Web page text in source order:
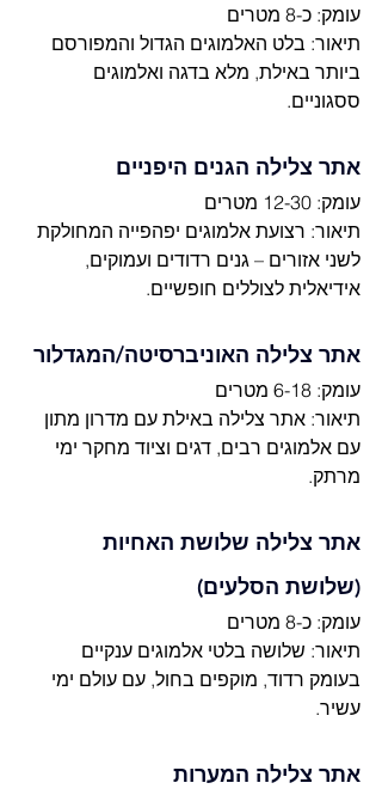
עומק: כ-8 מטרים
תיאור: בלט האלמוגים הגדול והמפורסם
ביותר באילת, מלא בדגה ואלמוגים
ססגוניים.
אתר צלילה הגנים היפניים
עומק: 12-30 מטרים
תיאור: רצועת אלמוגים יפהפייה המחולקת
לשני אזורים – גנים רדודים ועמוקים,
אידיאלית לצוללים חופשיים.
אתר צלילה האוניברסיטה/המגדלור
עומק: 6-18 מטרים
תיאור: אתר צלילה באילת עם מדרון מתון
עם אלמוגים רבים, דגים וציוד מחקר ימי
מרתק.
אתר צלילה שלושת האחיות
(שלושת הסלעים)
עומק: כ-8 מטרים
תיאור: שלושה בלטי אלמוגים ענקיים
בעומק רדוד, מוקפים בחול, עם עולם ימי
עשיר.
אתר צלילה המערות